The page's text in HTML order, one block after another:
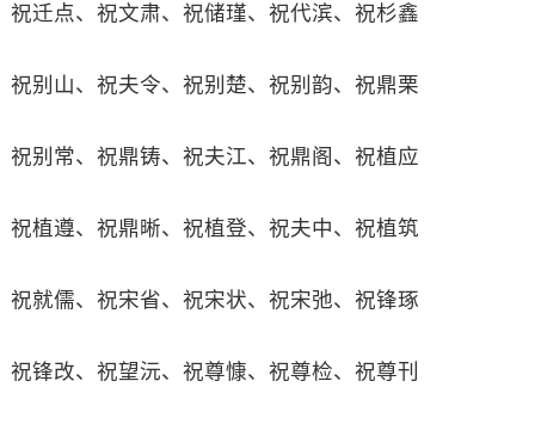
祝迁点、祝文肃、祝储瑾、祝代滨、祝杉鑫
祝别山、祝夫令、祝别楚、祝别韵、祝鼎栗
祝别常、祝鼎铸、祝夫江、祝鼎阁、祝植应
祝植遵、祝鼎晰、祝植登、祝夫中、祝植筑
祝就儒、祝宋省、祝宋状、祝宋弛、祝锋琢
祝锋改、祝望沅、祝尊慷、祝尊检、祝尊刊